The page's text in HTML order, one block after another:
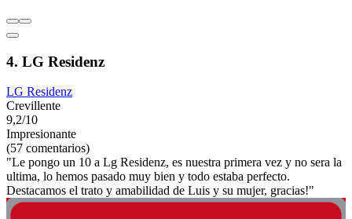
4. LG Residenz
LG Residenz
Crevillente
9,2/10
Impresionante
(57 comentarios)
"Le pongo un 10 a Lg Residenz, es nuestra primera vez y no sera la
ultima, lo hemos pasado muy bien y todo estaba perfecto.
Destacamos el trato y amabilidad de Luis y su mujer, gracias!"